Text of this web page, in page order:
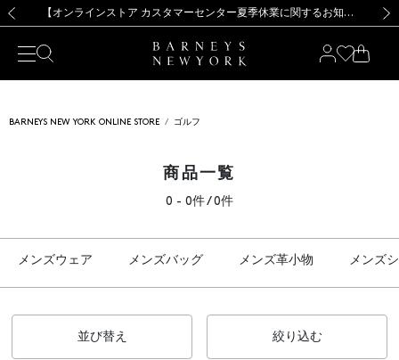
新規登録のお客様も対象！＜MY BARNEYS＞会員のお客様は11,000円（税込）以上のお買上げで常時送料無料！お買い物の際は会員登録を！
【夏季休業に伴う出荷一時停止のお知らせ】(2026.8.7) 【オンラインストア カスタマーセンター夏季休業に関するお知らせ】（2026.8.7）
【夏季休業に伴う返品・交換承り一時停止のお知らせ】（2026.8.5）
熊本県を中心とした地震の影響によるお荷物のお届けについて
【開催中】SUMMER SALEのご案内・ご注意事項 新規登録のお客様も対象！＜MY BARNEYS＞会員のお客様は11,000円（税込）以上のお買上げで常時送料無料！お買い物の際は会員登録を！
【夏季休業に伴う出荷一時停止のお知らせ】(2026.8.7)
BARNEYS NEW YORK ONLINE STORE ゴルフ
商品一覧
0 - 0件 / 0件
メンズウェア メンズバッグ メンズ革小物 メンズ
並び替え 絞り込む